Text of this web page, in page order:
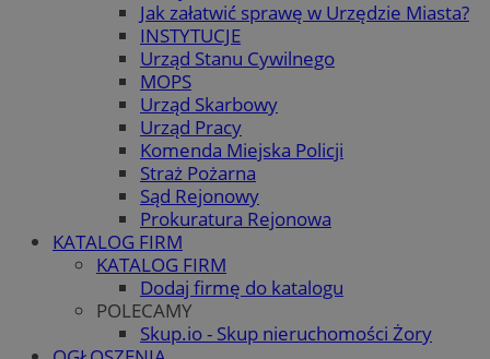
Jak załatwić sprawę w Urzędzie Miasta?
INSTYTUCJE
Urząd Stanu Cywilnego
MOPS
Urząd Skarbowy
Urząd Pracy
Komenda Miejska Policji
Straż Pożarna
Sąd Rejonowy
Prokuratura Rejonowa
KATALOG FIRM
KATALOG FIRM
Dodaj firmę do katalogu
POLECAMY
Skup.io - Skup nieruchomości Żory